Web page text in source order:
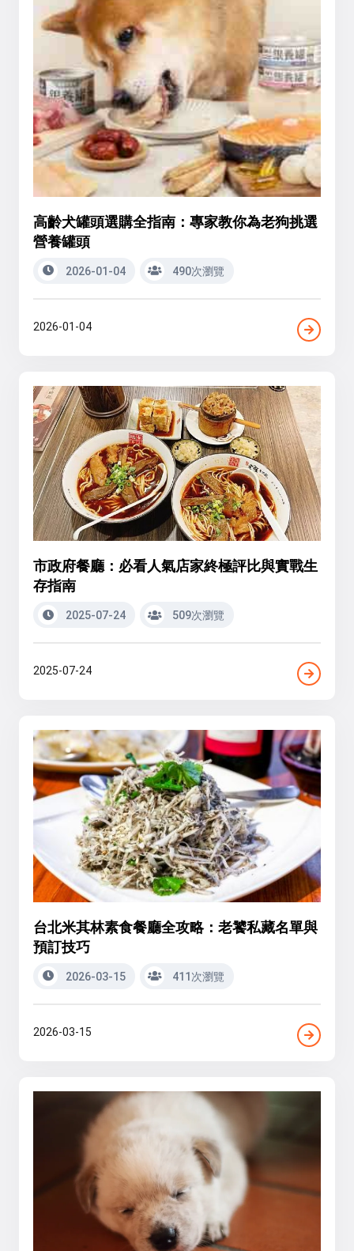
高齡犬罐頭選購全指南：專家教你為老狗挑選
營養罐頭
2026-01-04 490次瀏覽
2026-01-04
市政府餐廳：必看人氣店家終極評比與實戰生
存指南
2025-07-24 509次瀏覽
2025-07-24
台北米其林素食餐廳全攻略：老饕私藏名單與
預訂技巧
2026-03-15 411次瀏覽
2026-03-15